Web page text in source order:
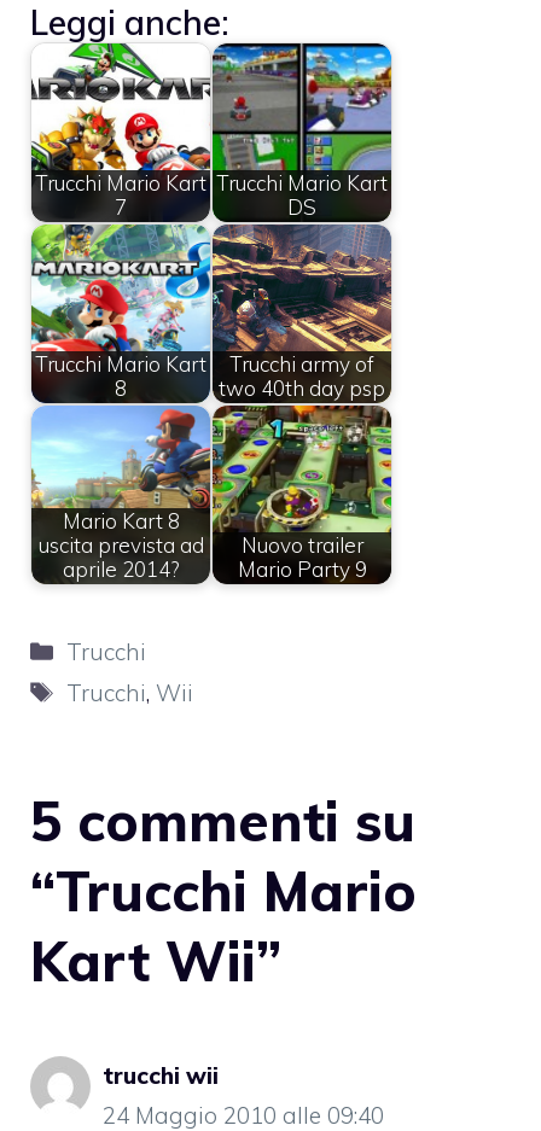
Leggi anche:
Trucchi Mario Kart
7
Trucchi Mario Kart
DS
Trucchi Mario Kart
8
Trucchi army of
two 40th day psp
Mario Kart 8
uscita prevista ad
aprile 2014?
Nuovo trailer
Mario Party 9
Categorie
Trucchi
Tag
Trucchi, Wii
5 commenti su
“Trucchi Mario
Kart Wii”
trucchi wii
24 Maggio 2010 alle 09:40